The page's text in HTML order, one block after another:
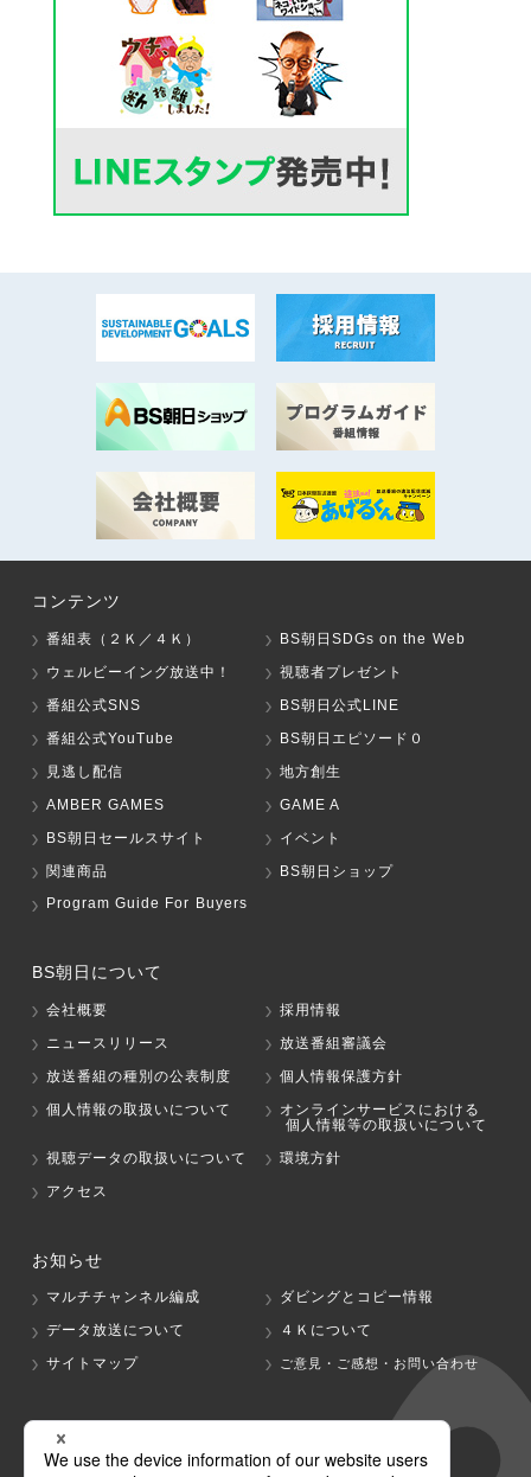
コンテンツ
番組表（２Ｋ／４Ｋ）
BS朝日SDGs on the Web
ウェルビーイング放送中！
視聴者プレゼント
番組公式SNS
BS朝日公式LINE
番組公式YouTube
BS朝日エピソード０
見逃し配信
地方創生
AMBER GAMES
GAME A
BS朝日セールスサイト
イベント
関連商品
BS朝日ショップ
Program Guide For Buyers
BS朝日について
会社概要
採用情報
ニュースリリース
放送番組審議会
放送番組の種別の公表制度
個人情報保護方針
個人情報の取扱いについて
オンラインサービスにおける
個人情報等の取扱いについて
視聴データの取扱いについて
環境方針
アクセス
お知らせ
マルチチャンネル編成
ダビングとコピー情報
データ放送について
４Ｋについて
サイトマップ
ご意見・ご感想・お問い合わせ
グループ会社
テレビ朝日 テレ朝チャンネル